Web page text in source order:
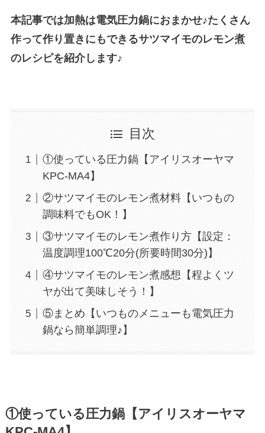
本記事では加熱は電気圧力鍋におまかせ♪たくさん
作って作り置きにもできるサツマイモのレモン煮
のレシピを紹介します♪
目次
①使っている圧力鍋【アイリスオーヤマ
KPC-MA4】
②サツマイモのレモン煮材料【いつもの
調味料でもOK！】
③サツマイモのレモン煮作り方【設定：
温度調理100℃20分(所要時間30分)】
④サツマイモのレモン煮感想【程よくツ
ヤが出て美味しそう！】
⑤まとめ【いつものメニューも電気圧力
鍋なら簡単調理♪】
①使っている圧力鍋【アイリスオーヤマ